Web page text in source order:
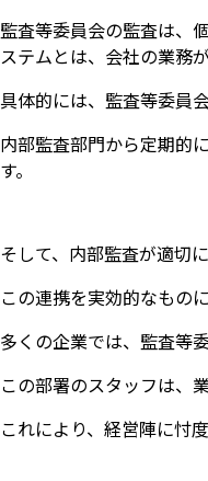
監査等委員会の監査は、
ステムとは、会社の業務
具体的には、監査等委員
内部監査部門から定期的
す。
そして、内部監査が適切
この連携を実効的なもの
多くの企業では、監査等
この部署のスタッフは、
これにより、経営陣に忖